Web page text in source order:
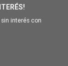
interés con